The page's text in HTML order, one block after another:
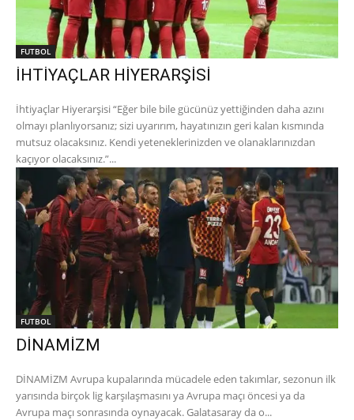
FUTBOL
İHTİYAÇLAR HİYERARŞİSİ
İhtiyaçlar Hiyerarşisi “Eğer bile bile gücünüz yettiğinden daha azını
olmayı planlıyorsanız; sizi uyarırım, hayatınızın geri kalan kısmında
mutsuz olacaksınız. Kendi yeteneklerinizden ve olanaklarınızdan
kaçıyor olacaksınız.”...
FUTBOL
DİNAMİZM
DİNAMİZM Avrupa kupalarında mücadele eden takımlar, sezonun ilk
yarısında birçok lig karşılaşmasını ya Avrupa maçı öncesi ya da
Avrupa maçı sonrasında oynayacak. Galatasaray da o...